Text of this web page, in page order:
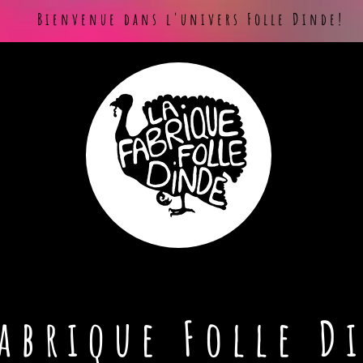
Bienvenue dans l'univers Folle Dinde!
Folle